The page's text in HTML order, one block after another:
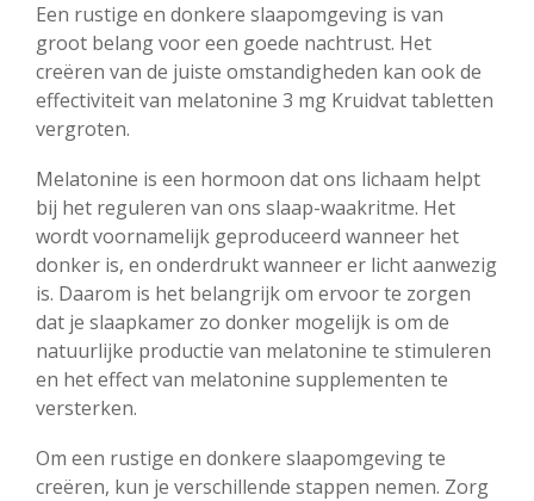
Een rustige en donkere slaapomgeving is van
groot belang voor een goede nachtrust. Het
creëren van de juiste omstandigheden kan ook de
effectiviteit van melatonine 3 mg Kruidvat tabletten
vergroten.
Melatonine is een hormoon dat ons lichaam helpt
bij het reguleren van ons slaap-waakritme. Het
wordt voornamelijk geproduceerd wanneer het
donker is, en onderdrukt wanneer er licht aanwezig
is. Daarom is het belangrijk om ervoor te zorgen
dat je slaapkamer zo donker mogelijk is om de
natuurlijke productie van melatonine te stimuleren
en het effect van melatonine supplementen te
versterken.
Om een rustige en donkere slaapomgeving te
creëren, kun je verschillende stappen nemen. Zorg